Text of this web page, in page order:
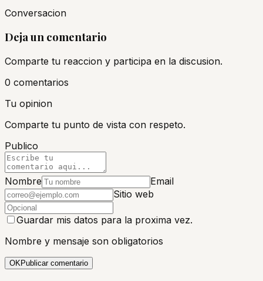
Conversacion
Deja un comentario
Comparte tu reaccion y participa en la discusion.
0 comentarios
Tu opinion
Comparte tu punto de vista con respeto.
Publico
Nombre
Email
Sitio web
Guardar mis datos para la proxima vez.
Nombre y mensaje son obligatorios
OKPublicar comentario